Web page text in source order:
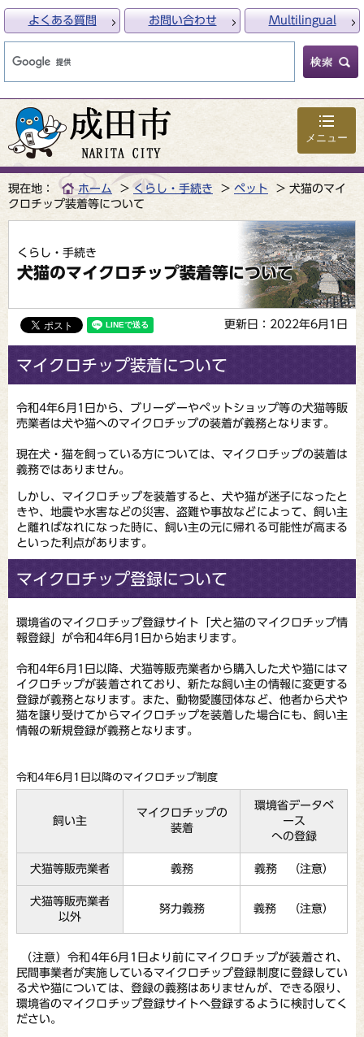
メニュー
よくある質問 お問い合わせ Multilingual
現在地： ホーム くらし・手続き ペット
犬猫のマイ
クロチップ装着等について
くらし・手続き
犬猫のマイクロチップ装着等について
更新日：2022年6月1日
マイクロチップ装着について
令和4年6月1日から、ブリーダーやペットショップ等の犬猫等販
売業者は犬や猫へのマイクロチップの装着が義務となります。
現在犬・猫を飼っている方については、マイクロチップの装着は
義務ではありません。
しかし、マイクロチップを装着すると、犬や猫が迷子になったと
きや、地震や水害などの災害、盗難や事故などによって、飼い主
と離ればなれになった時に、飼い主の元に帰れる可能性が高まる
といった利点があります。
マイクロチップ登録について
環境省のマイクロチップ登録サイト「犬と猫のマイクロチップ情
報登録」が令和4年6月1日から始まります。
令和4年6月1日以降、犬猫等販売業者から購入した犬や猫にはマ
イクロチップが装着されており、新たな飼い主の情報に変更する
登録が義務となります。また、動物愛護団体など、他者から犬や
猫を譲り受けてからマイクロチップを装着した場合にも、飼い主
情報の新規登録が義務となります。
令和4年6月1日以降のマイクロチップ制度
飼い主
マイクロチップの
装着
環境省データベ
ース
への登録
犬猫等販売業者 義務 義務 （注意）
犬猫等販売業者
以外
努力義務 義務 （注意）
（注意）令和4年6月1日より前にマイクロチップが装着され、
民間事業者が実施しているマイクロチップ登録制度に登録してい
る犬や猫については、登録の義務はありませんが、できる限り、
環境省のマイクロチップ登録サイトへ登録するように検討してく
ださい。